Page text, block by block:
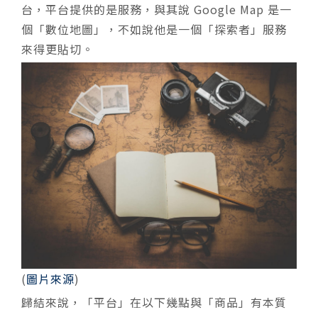
台，平台提供的是服務，與其說 Google Map 是一
個「數位地圖」，不如說他是一個「探索者」服務
來得更貼切。
(圖片來源)
歸結來說，「平台」在以下幾點與「商品」有本質